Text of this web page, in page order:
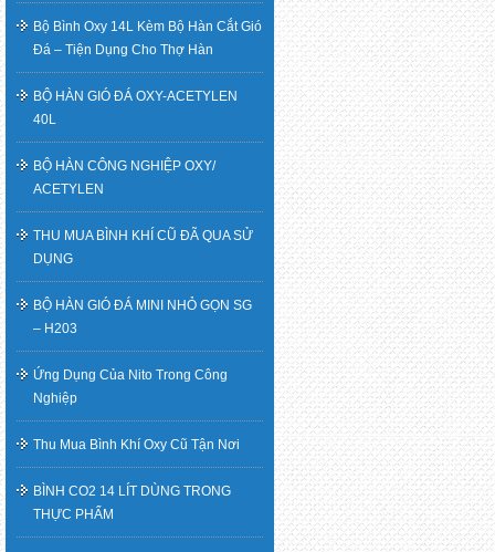
bài
viết
Bộ Bình Oxy 14L Kèm Bộ Hàn Cắt Gió
Đá – Tiện Dụng Cho Thợ Hàn
BỘ HÀN GIÓ ĐÁ OXY-ACETYLEN
40L
BỘ HÀN CÔNG NGHIỆP OXY/
ACETYLEN
THU MUA BÌNH KHÍ CŨ ĐÃ QUA SỬ
DỤNG
BỘ HÀN GIÓ ĐÁ MINI NHỎ GỌN SG
– H203
Ứng Dụng Của Nito Trong Công
Nghiệp
Thu Mua Bình Khí Oxy Cũ Tận Nơi
BÌNH CO2 14 LÍT DÙNG TRONG
THỰC PHẨM